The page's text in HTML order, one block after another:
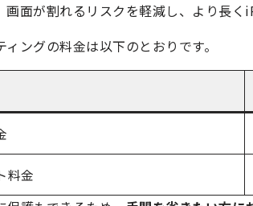
画面が割れるリスクを軽減し、より長く
ィングの料金は以下のとおりです。
料金